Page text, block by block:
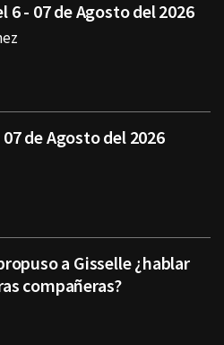
6 - 07 de Agosto del 2026
07 de Agosto del 2026
a Gisselle ¿hablar
compañeras?